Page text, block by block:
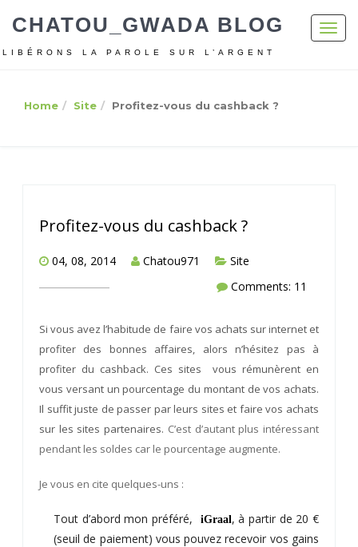
CHATOU_GWADA BLOG
LIBÉRONS LA PAROLE SUR L’ARGENT
Home Site Profitez-vous du cashback ?
Profitez-vous du cashback ?
04, 08, 2014 Chatou971
Site
Comments: 11
Si vous avez l’habitude de faire vos achats sur internet et
profiter des bonnes affaires, alors n’hésitez pas à
profiter du cashback. Ces sites vous rémunèrent en
vous versant un pourcentage du montant de vos achats.
Il suffit juste de passer par leurs sites et faire vos achats
sur les sites partenaires. C’est d’autant plus intéressant
pendant les soldes car le pourcentage augmente.
Je vous en cite quelques-uns :
Tout d’abord mon préféré, iGraal, à partir de 20 €
(seuil de paiement) vous pouvez recevoir vos gains